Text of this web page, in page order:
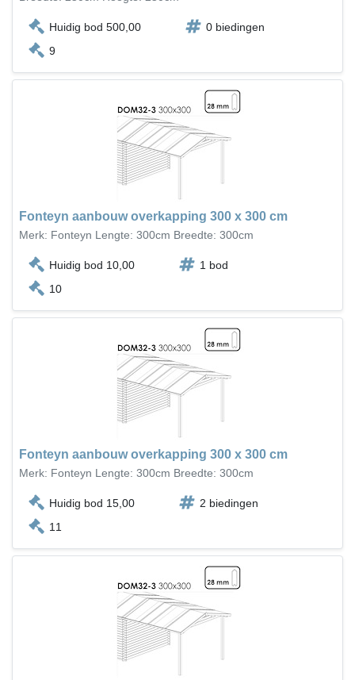
Huidig bod 500,00
0 biedingen
9
Fonteyn aanbouw overkapping 300 x 300 cm
Merk: Fonteyn Lengte: 300cm Breedte: 300cm
Huidig bod 10,00
1 bod
10
Fonteyn aanbouw overkapping 300 x 300 cm
Merk: Fonteyn Lengte: 300cm Breedte: 300cm
Huidig bod 15,00
2 biedingen
11